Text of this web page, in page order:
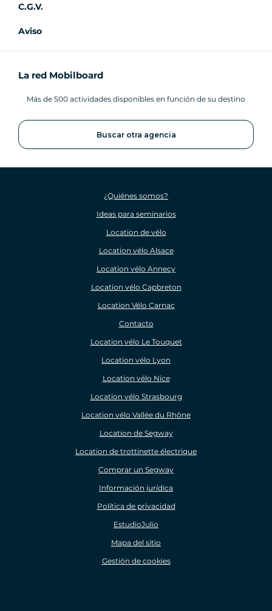
C.G.V.
Aviso
La red Mobilboard
Más de 500 actividades disponibles en función de su destino
Buscar otra agencia
¿Quiénes somos?
Ideas para seminarios
Location de vélo
Location vélo Alsace
Location vélo Annecy
Location vélo Capbreton
Location Vélo Carnac
Contacto
Location vélo Le Touquet
Location vélo Lyon
Location vélo Nice
Location vélo Strasbourg
Location vélo Vallée du Rhône
Location de Segway
Location de trottinette électrique
Comprar un Segway
Información jurídica
Política de privacidad
EstudioJulio
Mapa del sitio
Gestión de cookies